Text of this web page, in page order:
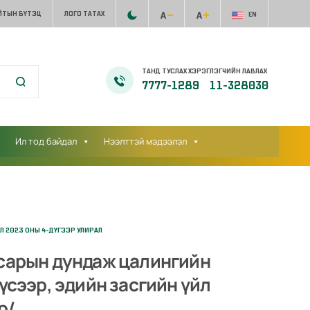
БҮТЭЦ ЛОГО ТАТАХ EN
ТАНД ТУСЛАХ ХЭРЭГЛЭГЧИЙН ЛАВЛАХ
7777-1289 11-328030
Ил тод байдал Нээлттэй мэдээлэл
ОНЫ 4-ДҮГЭЭР УЛИРАЛ
дундаж цалингийн
эдийн засгийн үйл